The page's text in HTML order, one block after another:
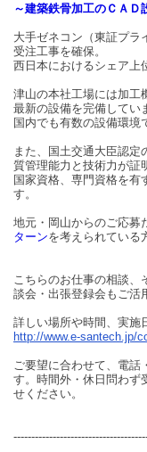
～建築鉄骨加工のＣＡＤ
大手ゼネコン（東証プラ
受注工事を確保。
西日本におけるシェア上
津山の本社工場には加工
最新の設備を完備してい
国内でも有数の設備環境
また、国土交通大臣認
質管理能力と技術力が証
国家資格、専門資格を有
す。
地元・岡山からのご応募
ターンを考えられている
こちらのお仕事の相談
談会・出張登録会もご活
詳しい場所や時間、実施
http://www.e-santech.jp/
ご要望に合わせて、電話
す。時間外・休日問わず
せください。